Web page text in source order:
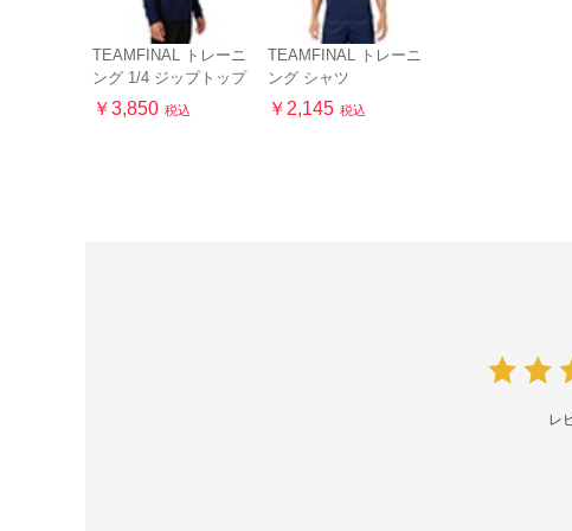
TEAMFINAL トレーニ
ング 1/4 ジップトップ
￥3,850 税込
TEAMFINAL トレーニ
ング シャツ
￥2,145 税込
レ